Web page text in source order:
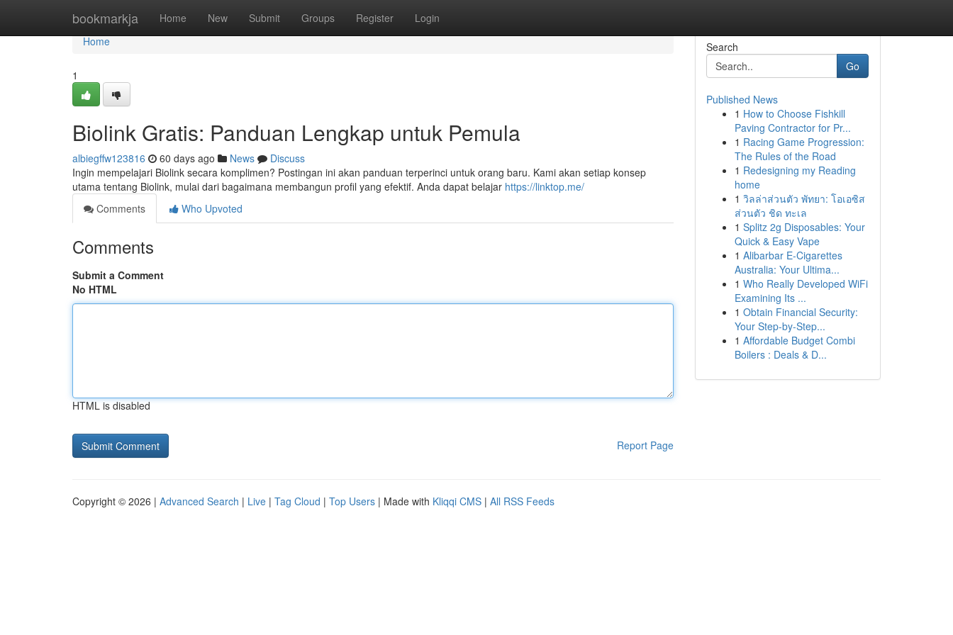
bookmarkja Home New Submit Groups Register Login
Home
Home
1
Biolink Gratis: Panduan Lengkap untuk Pemula
albiegffw123816 60 days ago News
Discuss
Ingin mempelajari Biolink secara komplimen? Postingan ini akan panduan terperinci untuk orang baru. Kami akan setiap konsep
utama tentang Biolink, mulai dari bagaimana membangun profil yang efektif. Anda dapat belajar https://linktop.me/
Comments
Who Upvoted
Comments
Submit a Comment
No HTML
HTML is disabled
Report Page
Search
Go
Published News
1 How to Choose Fishkill
Paving Contractor for Pr...
1 Racing Game Progression:
The Rules of the Road
1 Redesigning my Reading
home
1 วิลล่าส่วนตัว พัทยา: โอเอซิส
ส่วนตัว ชิด ทะเล
1 Splitz 2g Disposables: Your
Quick & Easy Vape
1 Alibarbar E-Cigarettes
Australia: Your Ultima...
1 Who Really Developed WiFi
Examining Its ...
1 Obtain Financial Security:
Your Step-by-Step...
1 Affordable Budget Combi
Boilers : Deals & D...
Copyright © 2026 | Advanced Search | Live | Tag Cloud | Top Users | Made with Kliqqi CMS | All RSS Feeds